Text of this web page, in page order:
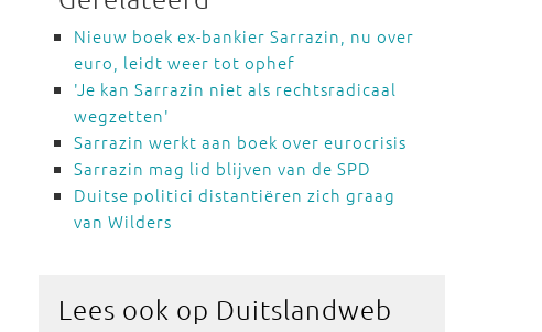
Nieuw boek ex-bankier Sarrazin, nu over
euro, leidt weer tot ophef
'Je kan Sarrazin niet als rechtsradicaal
wegzetten'
Sarrazin werkt aan boek over eurocrisis
Sarrazin mag lid blijven van de SPD
Duitse politici distantiëren zich graag
van Wilders
Lees ook op Duitslandweb